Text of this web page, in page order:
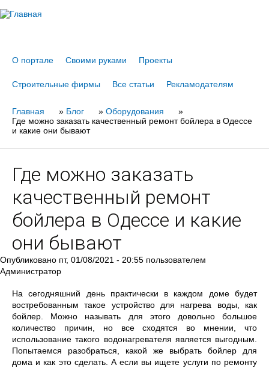
О портале Своими руками Проекты
Строительные фирмы Все статьи Рекламодателям
Вы
здесь
Главная » Блог » Оборудования
»
Где можно заказать качественный ремонт бойлера в Одессе
и какие они бывают
Где можно заказать
качественный ремонт
бойлера в Одессе и какие
они бывают
Опубликовано пт, 01/08/2021 - 20:55 пользователем
Администратор
На сегодняшний день практически в каждом доме будет
востребованным такое устройство для нагрева воды, как
бойлер. Можно называть для этого довольно большое
количество причин, но все сходятся во мнении, что
использование такого водонагревателя является выгодным.
Попытаемся разобраться, какой же выбрать бойлер для
дома и как это сделать. А если вы ищете услуги по ремонту